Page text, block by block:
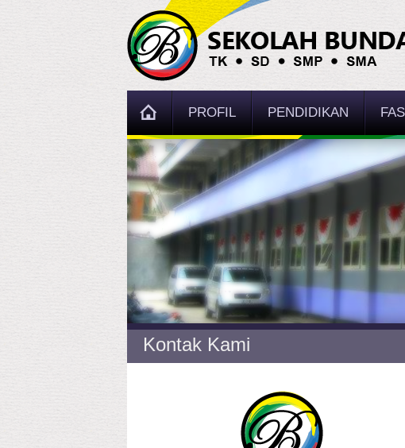
PROFIL PENDIDIKAN
Kontak Kami